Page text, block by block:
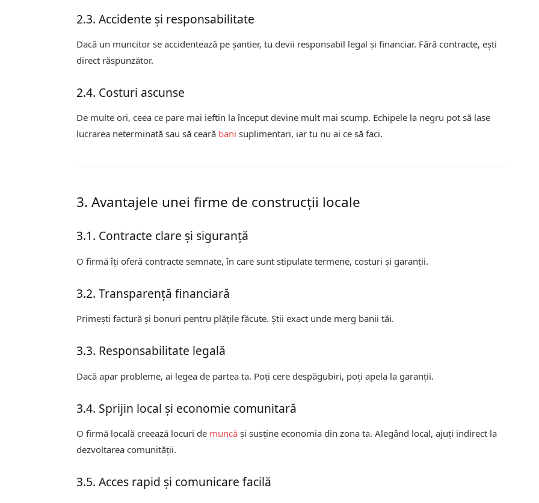
2.3. Accidente și responsabilitate
Dacă un muncitor se accidentează pe șantier, tu devii responsabil legal și financiar. Fără contracte, ești
direct răspunzător.
2.4. Costuri ascunse
De multe ori, ceea ce pare mai ieftin la început devine mult mai scump. Echipele la negru pot să lase
lucrarea neterminată sau să ceară bani suplimentari, iar tu nu ai ce să faci.
3. Avantajele unei firme de construcții locale
3.1. Contracte clare și siguranță
O firmă îți oferă contracte semnate, în care sunt stipulate termene, costuri și garanții.
3.2. Transparență financiară
Primești factură și bonuri pentru plățile făcute. Știi exact unde merg banii tăi.
3.3. Responsabilitate legală
Dacă apar probleme, ai legea de partea ta. Poți cere despăgubiri, poți apela la garanții.
3.4. Sprijin local și economie comunitară
O firmă locală creează locuri de muncă și susține economia din zona ta. Alegând local, ajuți indirect la
dezvoltarea comunității.
3.5. Acces rapid și comunicare facilă